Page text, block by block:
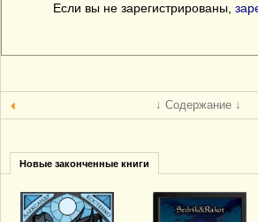
Если вы не зарегистрированы,
↓ Содержание ↓
Новые законченные книги